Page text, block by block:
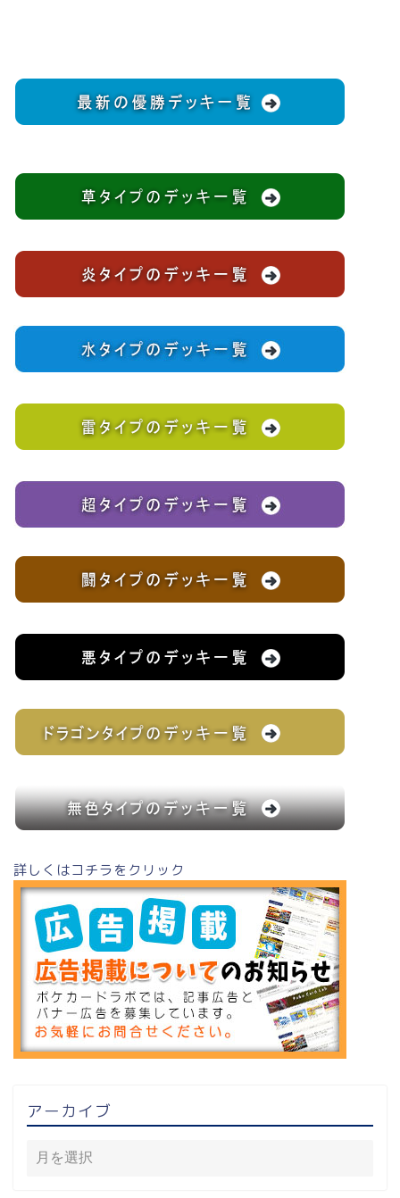
詳しくはコチラをクリック
アーカイブ